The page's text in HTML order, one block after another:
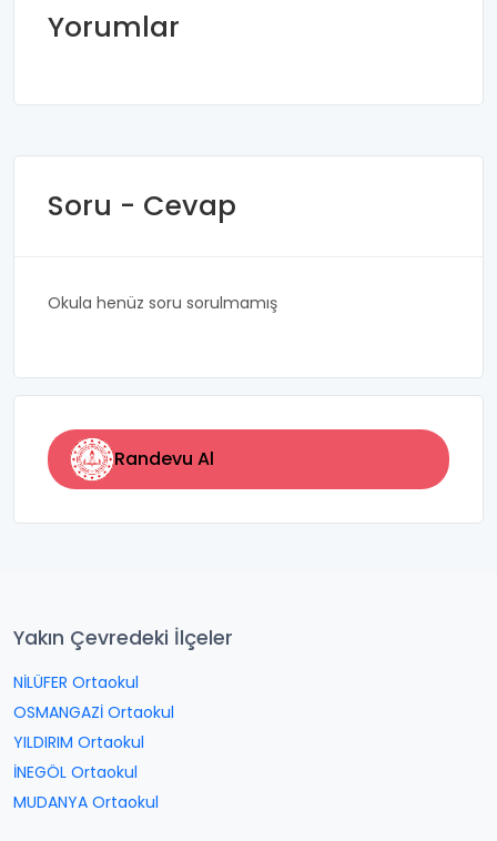
Yorumlar
Soru - Cevap
Okula henüz soru sorulmamış
Randevu Al
Yakın Çevredeki İlçeler
NİLÜFER Ortaokul
OSMANGAZİ Ortaokul
YILDIRIM Ortaokul
İNEGÖL Ortaokul
MUDANYA Ortaokul